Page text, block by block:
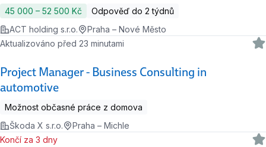
45 000 ‍–‍ 52 500 Kč
Odpověď do 2 týdnů
ACT holding s.r.o.
Praha – Nové Město
Project Manager - Business Consulting in
automotive
Aktualizováno před 23 minutami
Možnost občasné práce z domova
Škoda X s.r.o.
Praha – Michle
Končí za 3 dny